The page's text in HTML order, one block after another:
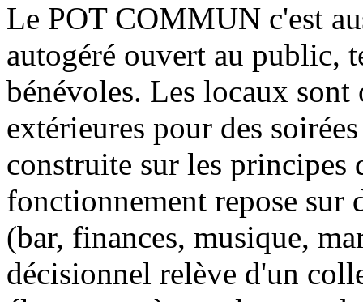
Le POT COMMUN c'est
autogéré ouvert au public,
bénévoles. Les locaux
extérieures pour des
construite sur les principes
fonctionnement repose sur
(bar, finances, musique,
décisionnel relève d'un